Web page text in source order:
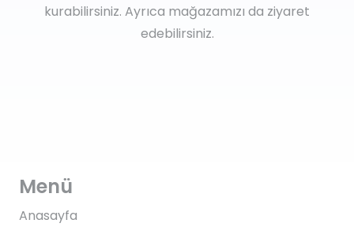
kurabilirsiniz. Ayrıca mağazamızı da ziyaret
edebilirsiniz.
Menü
Anasayfa